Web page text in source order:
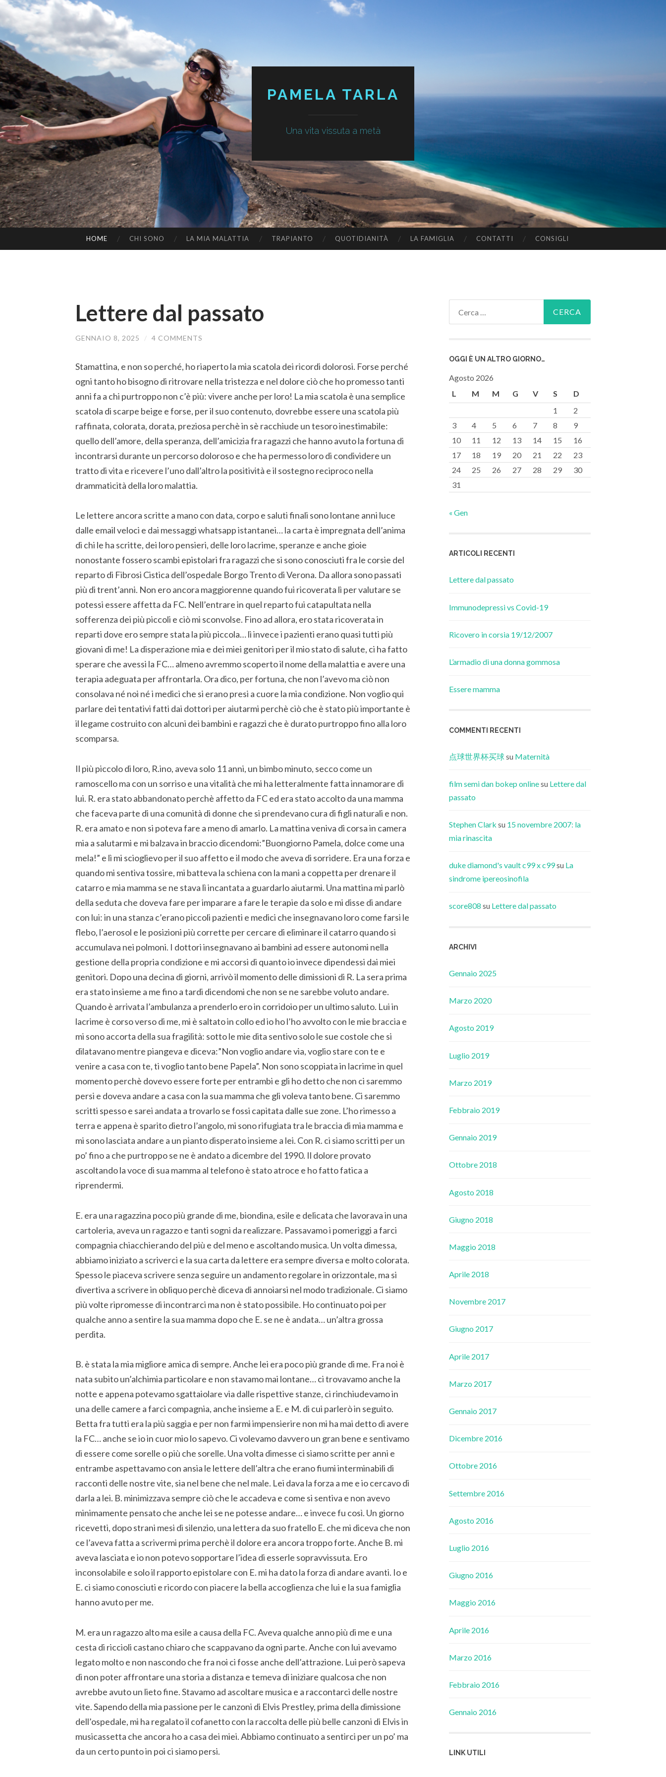
PAMELA TARLA
Una vita vissuta a metà
TO
HOME CHI SONO LA MIA MALATTIA TRAPIANTO QUOTIDIANITÀ LA FAMIGLIA CONTATTI CONSIGLI
Lettere dal passato
GENNAIO 8, 2025 / 4 COMMENTS
Stamattina, e non so perché, ho riaperto la mia scatola dei ricordi dolorosi. Forse perché
ogni tanto ho bisogno di ritrovare nella tristezza e nel dolore ciò che ho promesso tanti
anni fa a chi purtroppo non c’è più: vivere anche per loro! La mia scatola è una semplice
scatola di scarpe beige e forse, per il suo contenuto, dovrebbe essere una scatola più
raffinata, colorata, dorata, preziosa perchè in sè racchiude un tesoro inestimabile:
quello dell’amore, della speranza, dell’amicizia fra ragazzi che hanno avuto la fortuna di
incontrarsi durante un percorso doloroso e che ha permesso loro di condividere un
tratto di vita e ricevere l’uno dall’altro la positività e il sostegno reciproco nella
drammaticità della loro malattia.
Le lettere ancora scritte a mano con data, corpo e saluti finali sono lontane anni luce
dalle email veloci e dai messaggi whatsapp istantanei… la carta è impregnata dell’anima
di chi le ha scritte, dei loro pensieri, delle loro lacrime, speranze e anche gioie
nonostante fossero scambi epistolari fra ragazzi che si sono conosciuti fra le corsie del
reparto di Fibrosi Cistica dell’ospedale Borgo Trento di Verona. Da allora sono passati
più di trent’anni. Non ero ancora maggiorenne quando fui ricoverata lì per valutare se
potessi essere affetta da FC. Nell’entrare in quel reparto fui catapultata nella
sofferenza dei più piccoli e ciò mi sconvolse. Fino ad allora, ero stata ricoverata in
reparti dove ero sempre stata la più piccola… lì invece i pazienti erano quasi tutti più
giovani di me! La disperazione mia e dei miei genitori per il mio stato di salute, ci ha fatto
sperare che avessi la FC… almeno avremmo scoperto il nome della malattia e avere una
terapia adeguata per affrontarla. Ora dico, per fortuna, che non l’avevo ma ciò non
consolava né noi né i medici che si erano presi a cuore la mia condizione. Non voglio qui
parlare dei tentativi fatti dai dottori per aiutarmi perchè ciò che è stato più importante è
il legame costruito con alcuni dei bambini e ragazzi che è durato purtroppo fino alla loro
scomparsa.
Il più piccolo di loro, R.ino, aveva solo 11 anni, un bimbo minuto, secco come un
ramoscello ma con un sorriso e una vitalità che mi ha letteralmente fatta innamorare di
lui. R. era stato abbandonato perchè affetto da FC ed era stato accolto da una mamma
che faceva parte di una comunità di donne che si prendevano cura di figli naturali e non.
R. era amato e non si poteva fare a meno di amarlo. La mattina veniva di corsa in camera
mia a salutarmi e mi balzava in braccio dicendomi:”Buongiorno Pamela, dolce come una
mela!” e lì mi scioglievo per il suo affetto e il modo che aveva di sorridere. Era una forza e
quando mi sentiva tossire, mi batteva la schiena con la mani a coppetta per drenare il
catarro e mia mamma se ne stava lì incantata a guardarlo aiutarmi. Una mattina mi parlò
della seduta che doveva fare per imparare a fare le terapie da solo e mi disse di andare
con lui: in una stanza c’erano piccoli pazienti e medici che insegnavano loro come farsi le
flebo, l’aerosol e le posizioni più corrette per cercare di eliminare il catarro quando si
accumulava nei polmoni. I dottori insegnavano ai bambini ad essere autonomi nella
gestione della propria condizione e mi accorsi di quanto io invece dipendessi dai miei
genitori. Dopo una decina di giorni, arrivò il momento delle dimissioni di R. La sera prima
era stato insieme a me fino a tardi dicendomi che non se ne sarebbe voluto andare.
Quando è arrivata l’ambulanza a prenderlo ero in corridoio per un ultimo saluto. Lui in
lacrime è corso verso di me, mi è saltato in collo ed io ho l’ho avvolto con le mie braccia e
mi sono accorta della sua fragilità: sotto le mie dita sentivo solo le sue costole che si
dilatavano mentre piangeva e diceva:”Non voglio andare via, voglio stare con te e
venire a casa con te, ti voglio tanto bene Papela”. Non sono scoppiata in lacrime in quel
momento perchè dovevo essere forte per entrambi e gli ho detto che non ci saremmo
persi e doveva andare a casa con la sua mamma che gli voleva tanto bene. Ci saremmo
scritti spesso e sarei andata a trovarlo se fossi capitata dalle sue zone. L’ho rimesso a
terra e appena è sparito dietro l’angolo, mi sono rifugiata tra le braccia di mia mamma e
mi sono lasciata andare a un pianto disperato insieme a lei. Con R. ci siamo scritti per un
po’ fino a che purtroppo se ne è andato a dicembre del 1990. Il dolore provato
ascoltando la voce di sua mamma al telefono è stato atroce e ho fatto fatica a
riprendermi.
E. era una ragazzina poco più grande di me, biondina, esile e delicata che lavorava in una
cartoleria, aveva un ragazzo e tanti sogni da realizzare. Passavamo i pomeriggi a farci
compagnia chiacchierando del più e del meno e ascoltando musica. Un volta dimessa,
abbiamo iniziato a scriverci e la sua carta da lettere era sempre diversa e molto colorata.
Spesso le piaceva scrivere senza seguire un andamento regolare in orizzontale, ma si
divertiva a scrivere in obliquo perchè diceva di annoiarsi nel modo tradizionale. Ci siamo
più volte ripromesse di incontrarci ma non è stato possibile. Ho continuato poi per
qualche anno a sentire la sua mamma dopo che E. se ne è andata… un’altra grossa
perdita.
B. è stata la mia migliore amica di sempre. Anche lei era poco più grande di me. Fra noi è
nata subito un’alchimia particolare e non stavamo mai lontane… ci trovavamo anche la
notte e appena potevamo sgattaiolare via dalle rispettive stanze, ci rinchiudevamo in
una delle camere a farci compagnia, anche insieme a E. e M. di cui parlerò in seguito.
Betta fra tutti era la più saggia e per non farmi impensierire non mi ha mai detto di avere
la FC… anche se io in cuor mio lo sapevo. Ci volevamo davvero un gran bene e sentivamo
di essere come sorelle o più che sorelle. Una volta dimesse ci siamo scritte per anni e
entrambe aspettavamo con ansia le lettere dell’altra che erano fiumi interminabili di
racconti delle nostre vite, sia nel bene che nel male. Lei dava la forza a me e io cercavo di
darla a lei. B. minimizzava sempre ciò che le accadeva e come si sentiva e non avevo
minimamente pensato che anche lei se ne potesse andare… e invece fu così. Un giorno
ricevetti, dopo strani mesi di silenzio, una lettera da suo fratello E. che mi diceva che non
ce l’aveva fatta a scrivermi prima perchè il dolore era ancora troppo forte. Anche B. mi
aveva lasciata e io non potevo sopportare l’idea di esserle sopravvissuta. Ero
inconsolabile e solo il rapporto epistolare con E. mi ha dato la forza di andare avanti. Io e
E. ci siamo conosciuti e ricordo con piacere la bella accoglienza che lui e la sua famiglia
hanno avuto per me.
M. era un ragazzo alto ma esile a causa della FC. Aveva qualche anno più di me e una
cesta di riccioli castano chiaro che scappavano da ogni parte. Anche con lui avevamo
legato molto e non nascondo che fra noi ci fosse anche dell’attrazione. Lui però sapeva
di non poter affrontare una storia a distanza e temeva di iniziare qualcosa che non
avrebbe avuto un lieto fine. Stavamo ad ascoltare musica e a raccontarci delle nostre
vite. Sapendo della mia passione per le canzoni di Elvis Prestley, prima della dimissione
dell’ospedale, mi ha regalato il cofanetto con la raccolta delle più belle canzoni di Elvis in
musicassetta che ancora ho a casa dei miei. Abbiamo continuato a sentirci per un po’ ma
da un certo punto in poi ci siamo persi.
OGGI È UN ALTRO GIORNO…
Agosto 2026
L
M M G V S
D
1
2
3
4 5 6 7 8
9
10
11 12 13 14 15
16
17
18 19 20 21 22
23
24
25 26 27 28 29
30
31
« Gen
ARTICOLI RECENTI
Lettere dal passato
Immunodepressi vs Covid-19
Ricovero in corsia 19/12/2007
L’armadio di una donna gommosa
Essere mamma
COMMENTI RECENTI
点球世界杯买球su Maternità
film semi dan bokep onlinesu Lettere dal
passato
Stephen Clark su 15 novembre 2007: la
mia rinascita
duke diamond's vault c99 x c99su La
sindrome ipereosinofila
score808 su Lettere dal passato
ARCHIVI
Gennaio 2025
Marzo 2020
Agosto 2019
Luglio 2019
Marzo 2019
Febbraio 2019
Gennaio 2019
Ottobre 2018
Agosto 2018
Giugno 2018
Maggio 2018
Aprile 2018
Novembre 2017
Giugno 2017
Aprile 2017
Marzo 2017
Gennaio 2017
Dicembre 2016
Ottobre 2016
Settembre 2016
Agosto 2016
Luglio 2016
Giugno 2016
Maggio 2016
Aprile 2016
Marzo 2016
Febbraio 2016
Gennaio 2016
LINK UTILI